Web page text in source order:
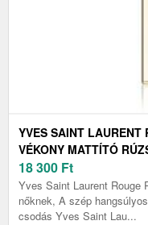
YVES SAINT LAURENT
VÉKONY MATTÍTÓ
18 300 Ft
Yves Saint Laurent Rouge
nőknek, A szép
csodás Yves Saint Lau...